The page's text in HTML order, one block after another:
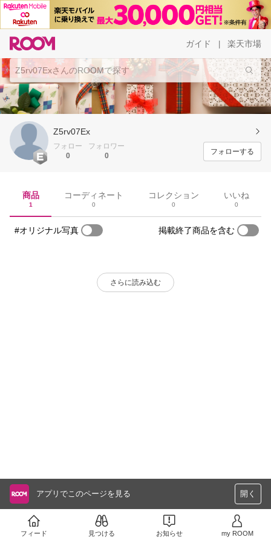
ガイド 楽天市場
Z5rv07Ex
フォロー
0
フォロワー
0
フォローする
商品
1
コーディネート
0
コレクション
0
いいね
0
#オリジナル写真 掲載終了商品を含む
さらに読み込む
アプリでこのページを見る 開く
フィード 見つける お知らせ my ROOM